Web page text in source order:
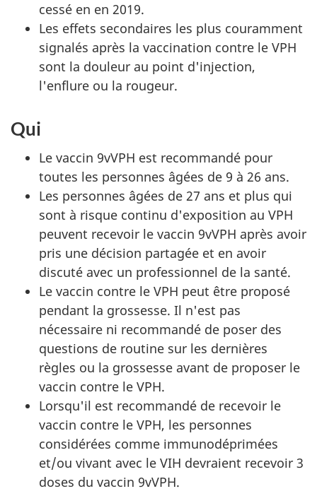
cessé en en 2019.
Les effets secondaires les plus couramment
signalés après la vaccination contre le VPH
sont la douleur au point d'injection,
l'enflure ou la rougeur.
Qui
Le vaccin 9vVPH est recommandé pour
toutes les personnes âgées de 9 à 26 ans.
Les personnes âgées de 27 ans et plus qui
sont à risque continu d'exposition au VPH
peuvent recevoir le vaccin 9vVPH après avoir
pris une décision partagée et en avoir
discuté avec un professionnel de la santé.
Le vaccin contre le VPH peut être proposé
pendant la grossesse. Il n'est pas
nécessaire ni recommandé de poser des
questions de routine sur les dernières
règles ou la grossesse avant de proposer le
vaccin contre le VPH.
Lorsqu'il est recommandé de recevoir le
vaccin contre le VPH, les personnes
considérées comme immunodéprimées
et/ou vivant avec le VIH devraient recevoir 3
doses du vaccin 9vVPH.